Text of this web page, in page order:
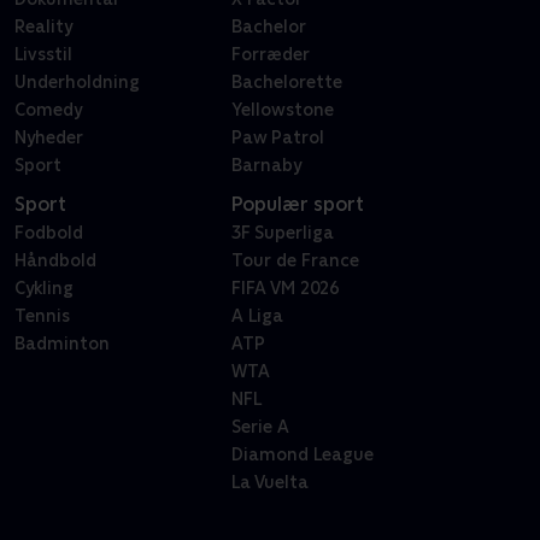
Reality
Livsstil
Underholdning
Comedy
Nyheder
Sport
Bachelor
Forræder
Bachelorette
Yellowstone
Paw Patrol
Barnaby
Sport
Fodbold
Håndbold
Cykling
Tennis
Badminton
Populær sport
3F Superliga
Tour de France
FIFA VM 2026
A Liga
ATP
WTA
NFL
Serie A
Diamond League
La Vuelta